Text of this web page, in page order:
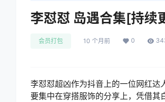
李怼怼 岛遇合集[持续
会员打包 10 个月前 0
李怼怼超凶作为抖音上的一位网红
要集中在穿搭服饰的分享上，凭借